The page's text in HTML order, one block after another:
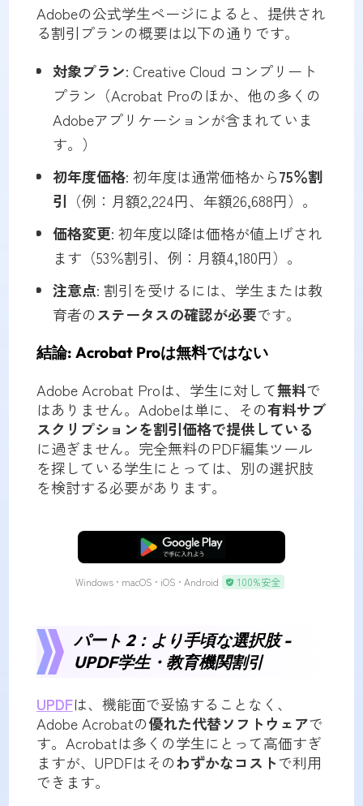
Adobeの公式学生ページによると、提供され
る割引プランの概要は以下の通りです。
対象プラン: Creative Cloud コンプリート
プラン（Acrobat Proのほか、他の多くの
Adobeアプリケーションが含まれていま
す。）
初年度価格: 初年度は通常価格から75％割
引 （例：月額2,224円、年額26,688円）。
価格変更: 初年度以降は価格が値上げされ
ます（53％割引、例：月額4,180円）。
注意点: 割引を受けるには、学生または教
育者のステータスの確認が必要です。
結論: Acrobat Proは無料ではない
Adobe Acrobat Proは、学生に対して無料で
はありません。Adobeは単に、その有料サブ
スクリプションを割引価格で提供している
に過ぎません。完全無料のPDF編集ツール
を探している学生にとっては、別の選択肢
を検討する必要があります。
無料ダウンロード
Windows • macOS • iOS • Android 100%安全
パート 2：より手頃な選択肢 -
UPDF学生・教育機関割引
UPDFは、機能面で妥協することなく、
Adobe Acrobatの優れた代替ソフトウェアで
す。Acrobatは多くの学生にとって高価すぎ
ますが、UPDFはそのわずかなコストで利用
できます。